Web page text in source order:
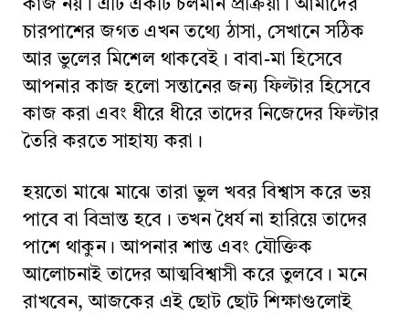
কাজ নয়। এটি একটি চলমান প্রক্রিয়া। আমাদের
চারপাশের জগত এখন তথ্যে ঠাসা, সেখানে সঠিক
আর ভুলের মিশেল থাকবেই। বাবা-মা হিসেবে
আপনার কাজ হলো সন্তানের জন্য ফিল্টার হিসেবে
কাজ করা এবং ধীরে ধীরে তাদের নিজেদের ফিল্টার
তৈরি করতে সাহায্য করা।
হয়তো মাঝে মাঝে তারা ভুল খবর বিশ্বাস করে ভয়
পাবে বা বিভ্রান্ত হবে। তখন ধৈর্য না হারিয়ে তাদের
পাশে থাকুন। আপনার শান্ত এবং যৌক্তিক
আলোচনাই তাদের আত্মবিশ্বাসী করে তুলবে। মনে
রাখবেন, আজকের এই ছোট ছোট শিক্ষাগুলোই